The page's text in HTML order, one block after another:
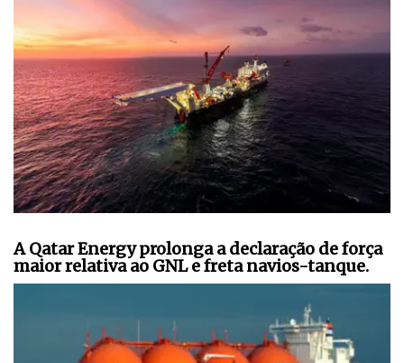
A Qatar Energy prolonga a declaração de força
maior relativa ao GNL e freta navios-tanque.